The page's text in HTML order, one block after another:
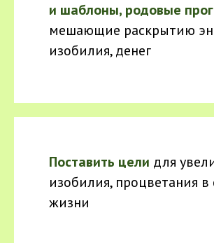
и шаблоны, родовые
мешающие раскрытию
изобилия, денег
Поставить цели для
изобилия, процветания в
жизни